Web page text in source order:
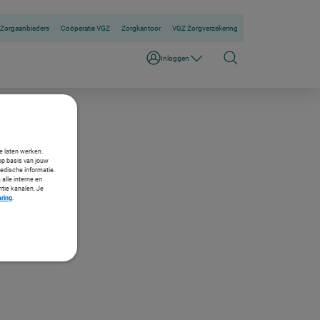
Zorgaanbieders Coöperatie VGZ Zorgkantoor VGZ Zorgverzekering
Inloggen
laten werken.
basis van jouw
informatie.
alle interne en
kanalen. Je
.